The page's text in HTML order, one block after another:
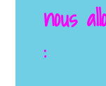
nous
: